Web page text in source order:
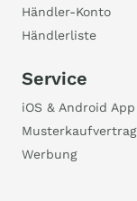
Händler-Konto
Händlerliste
Service
iOS & Android App
Musterkaufvertrag
Werbung